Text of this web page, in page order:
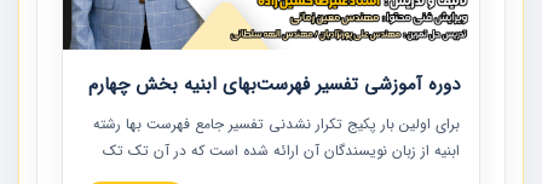
دوره آموزشی تفسیر فهرست‌بهای ابنیه بخش چهارم
برای اولین بار پکیج تکرار نشدنی تفسیر جامع فهرست بها رشته
ابنیه از زبان نویسندگان آن ارائه شده است که در آن تک تک
ردیف ها و مطالب فهرست بها تفسیر و ارائه شده است. این